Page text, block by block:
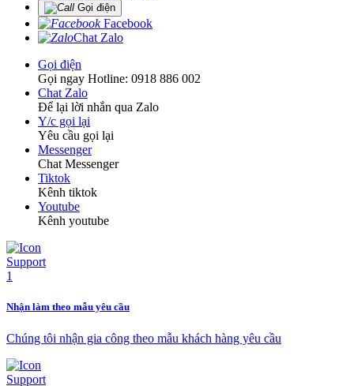
Gọi điện
Facebook
Chat Zalo
Gọi điện
Gọi ngay Hotline: 0918 886 002
Chat Zalo
Để lại lời nhắn qua Zalo
Y/c gọi lại
Yêu cầu gọi lại
Messenger
Chat Messenger
Tiktok
Kênh tiktok
Youtube
Kênh youtube
Nhận làm theo mẫu yêu cầu
Chúng tôi nhận gia công theo mẫu khách hàng yêu cầu